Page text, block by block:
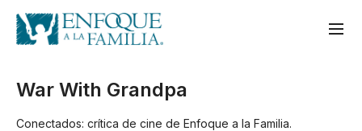
War With Grandpa
Conectados: crítica de cine de Enfoque a la Familia.